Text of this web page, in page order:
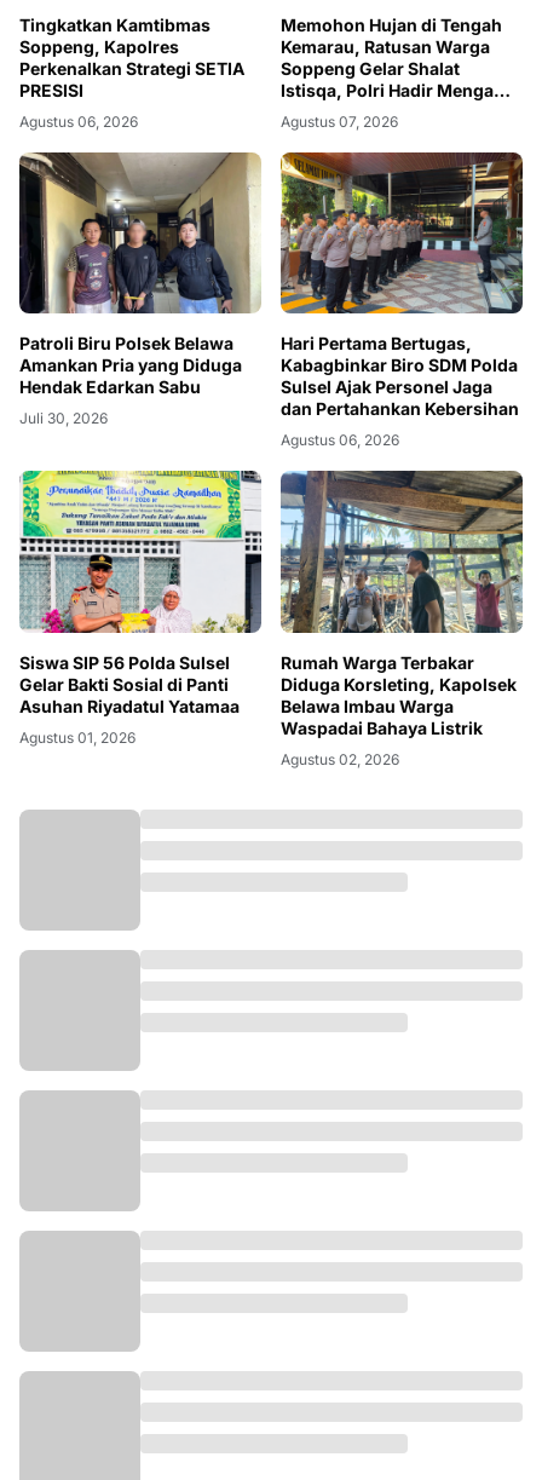
Tingkatkan Kamtibmas
Soppeng, Kapolres
Perkenalkan Strategi SETIA
PRESISI
Agustus 06, 2026
Memohon Hujan di Tengah
Kemarau, Ratusan Warga
Soppeng Gelar Shalat
Istisqa, Polri Hadir Mengawal
dan Menguatkan
Kebersamaan
Agustus 07, 2026
Patroli Biru Polsek Belawa
Amankan Pria yang Diduga
Hendak Edarkan Sabu
Juli 30, 2026
Hari Pertama Bertugas,
Kabagbinkar Biro SDM Polda
Sulsel Ajak Personel Jaga
dan Pertahankan Kebersihan
Agustus 06, 2026
Siswa SIP 56 Polda Sulsel
Gelar Bakti Sosial di Panti
Asuhan Riyadatul Yatamaa
Agustus 01, 2026
Rumah Warga Terbakar
Diduga Korsleting, Kapolsek
Belawa Imbau Warga
Waspadai Bahaya Listrik
Agustus 02, 2026